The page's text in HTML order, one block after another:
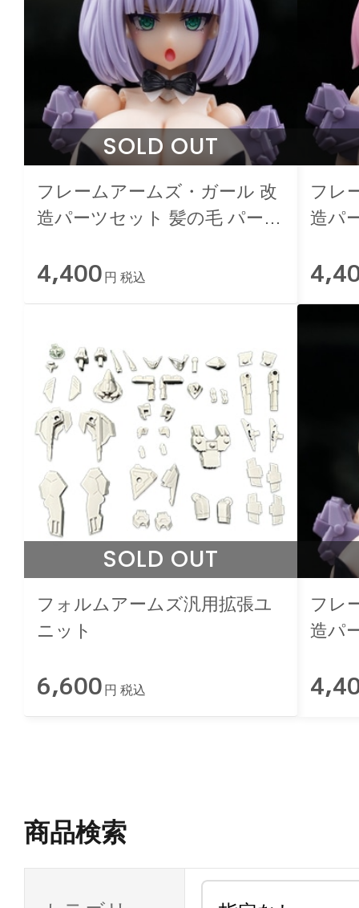
SOLD OUT
フレームアームズ・ガール 改
造パーツセット 髪の毛 パープ
4,400 円 税込
フレ
造パ
SOLD OUT
フォルムアームズ汎用拡張ユ
ニット
6,600 円 税込
フレ
造パ
商品検索